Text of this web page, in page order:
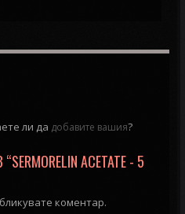
ли да добавите вашия?
ACETATE - 5
коментар.